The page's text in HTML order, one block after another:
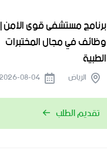
برنامج مستشفى قوى الأمن |
وظائف في مجال المختبرات
الطبية
الرياض
تقديم الطلب